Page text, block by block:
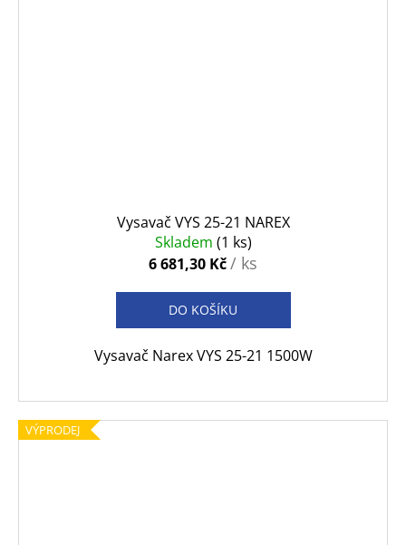
Vysavač VYS 25-21 NAREX
Skladem (1 ks)
6 681,30 Kč/ ks
DO KOŠÍKU
Vysavač Narex VYS 25-21 1500W
VÝPRODEJ